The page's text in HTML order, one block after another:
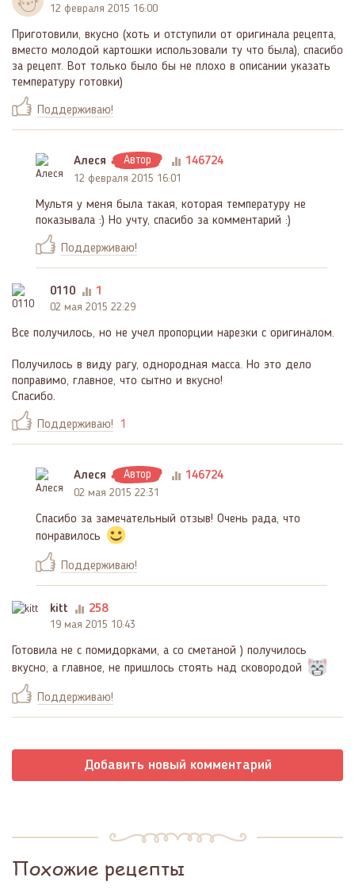
12 февраля 2015 16:00
Приготовили, вкусно (хоть и отступили от оригинала рецепта,
вместо молодой картошки использовали ту что была), спасибо
за рецепт. Вот только было бы не плохо в описании указать
температуру готовки)
Поддерживаю!
Алеся Автор 146724
12 февраля 2015 16:01
Мультя у меня была такая, которая температуру не
показывала :) Но учту, спасибо за комментарий :)
Поддерживаю!
0110 1
02 мая 2015 22:29
Все получилось, но не учел пропорции нарезки с оригиналом.
Получилось в виду рагу, однородная масса. Но это дело
поправимо, главное, что сытно и вкусно!
Спасибо.
Поддерживаю! 1
Алеся Автор 146724
02 мая 2015 22:31
Спасибо за замечательный отзыв! Очень рада, что
понравилось
Поддерживаю!
kitt 258
19 мая 2015 10:43
Готовила не с помидорками, а со сметаной ) получилось
вкусно, а главное, не пришлось стоять над сковородой
Поддерживаю!
Добавить новый комментарий
Похожие рецепты